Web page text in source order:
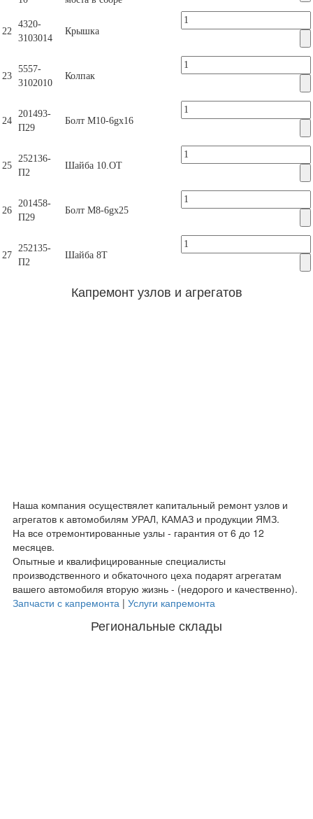
22
4320-
3103014
Крышка
23
5557-
3102010
Колпак
24
201493-
П29
Болт М10-6gх16
25
252136-
П2
Шайба 10.ОТ
26
201458-
П29
Болт М8-6gх25
27
252135-
П2
Шайба 8Т
Капремонт узлов и агрегатов
Наша компания осуществялет капитальный ремонт узлов и
агрегатов к автомобилям УРАЛ, КАМАЗ и продукции ЯМЗ.
На все отремонтированные узлы - гарантия от 6 до 12
месяцев.
Опытные и квалифицированные специалисты
производственного и обкаточного цеха подарят агрегатам
вашего автомобиля вторую жизнь - (недорого и качественно).
Запчасти с капремонта | Услуги капремонта
Региональные склады